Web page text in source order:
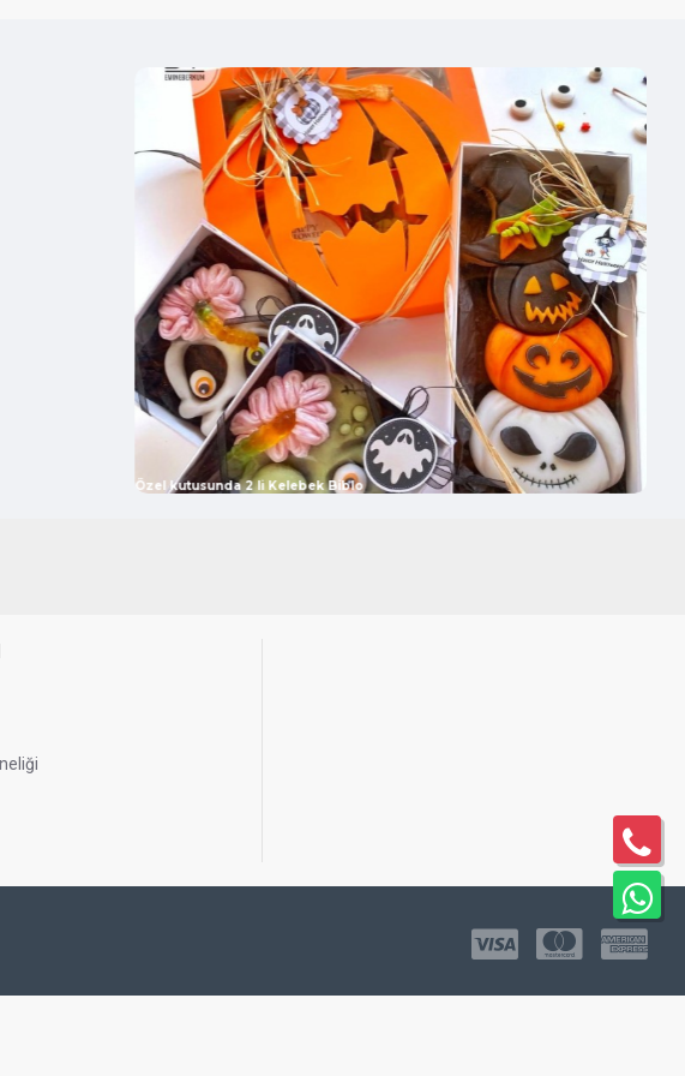
Koşulları ve Teslimat Bilgileri
minimum 10 adetolarak satılır. Bu, hem küçük işletmeler hem
kişisel kullanımlar için esneklik sunar.
demonte olarak gönderilir.
Bu sayede nakliyeden tasarruf edilir
ürünlerin güvenliği sağlanır. Katlaması oldukçakolay ve pratiktir, hızlıca birleştirilebilir.
Kullanılmış, deforme olmuş veya zarar görmüş ürünlerin
ve değişimi yoktur.Lütfen ürünleri teslim alırken kontrol etmeyi unutmayın.
Kargo ücretiALICI'ya aittir.
Özel kutusunda 2 li Kelebek Biblo